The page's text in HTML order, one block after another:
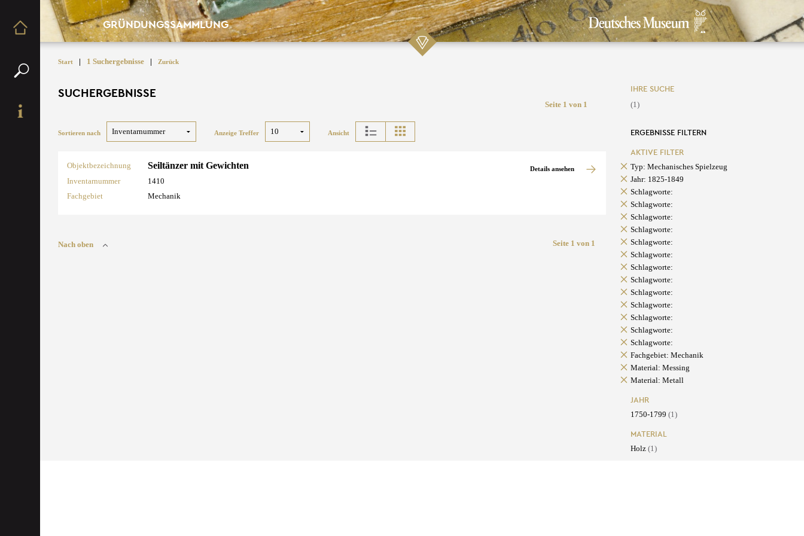
GRÜNDUNGSSAMMLUNG
Start | 1 Suchergebnisse | Zurück
SUCHERGEBNISSE
Seite 1 von 1
Sortieren nach Anzeige Treffer Ansicht
Objektbezeichnung Seiltänzer mit Gewichten
Inventarnummer
1410
Fachgebiet
Mechanik
Details ansehen
Nach oben Seite 1 von 1
IHRE SUCHE
(1)
ERGEBNISSE FILTERN
AKTIVE FILTER
Typ: Mechanisches Spielzeug
Jahr: 1825-1849
Schlagworte:
Schlagworte:
Schlagworte:
Schlagworte:
Schlagworte:
Schlagworte:
Schlagworte:
Schlagworte:
Schlagworte:
Schlagworte:
Schlagworte:
Schlagworte:
Schlagworte:
Fachgebiet: Mechanik
Material: Messing
Material: Metall
JAHR
1750-1799 (1)
MATERIAL
Holz (1)